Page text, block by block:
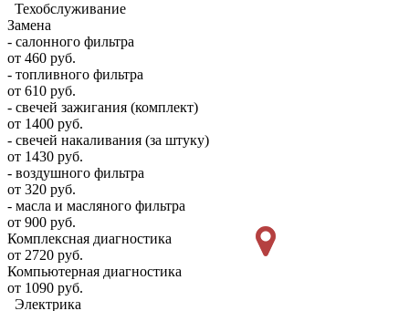
Техобслуживание
Замена
- салонного фильтра
от 460 руб.
- топливного фильтра
от 610 руб.
- свечей зажигания (комплект)
от 1400 руб.
- свечей накаливания (за штуку)
от 1430 руб.
- воздушного фильтра
от 320 руб.
- масла и масляного фильтра
от 900 руб.
Комплексная диагностика
от 2720 руб.
Компьютерная диагностика
от 1090 руб.
Электрика